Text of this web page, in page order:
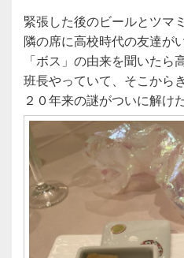
緊張した後のビールとツマ
隣の席に高校時代の友達が
「ボス」の由来を聞いた
班長やっていて、そこから
２０年来の謎がついに解け